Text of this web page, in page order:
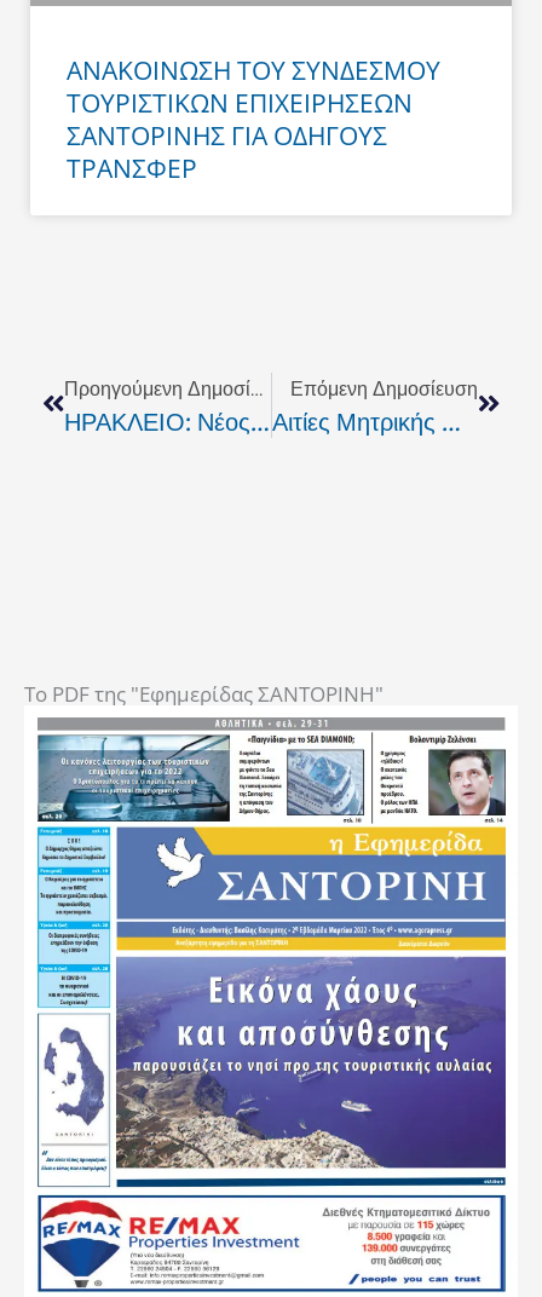
ΑΝΑΚΟΙΝΩΣΗ ΤΟΥ ΣΥΝΔΕΣΜΟΥ
ΤΟΥΡΙΣΤΙΚΩΝ ΕΠΙΧΕΙΡΗΣΕΩΝ
ΣΑΝΤΟΡΙΝΗΣ ΓΙΑ ΟΔΗΓΟΥΣ
ΤΡΑΝΣΦΕΡ
Προηγούμενη Δημοσίευση
ΗΡΑΚΛΕΙΟ: Νέος Μεγάλος Χώρος Πρασίνου Στις Μεσαμπελιές
Επόμενη Δημοσίευση
Αιτίες Μητρικής Θνησιμότητας
To PDF της "Εφημερίδας ΣΑΝΤΟΡΙΝΗ"